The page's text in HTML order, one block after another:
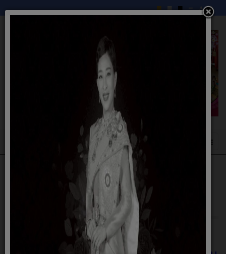
แบบฟอร์มคำขอข้อมูลข่าวสารของหน่วยงาน
ราชการ ศูนย์ข้อมูลข่าวสารเทศบาลตำบลนา